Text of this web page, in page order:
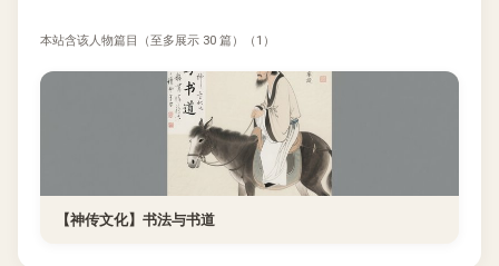
本站含该人物篇目（至多展示 30 篇）（1）
【神传文化】书法与书道